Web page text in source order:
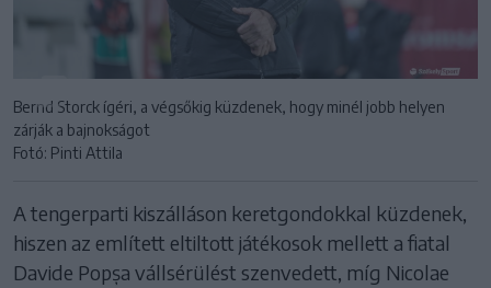
Bernd Storck ígéri, a végsőkig küzdenek, hogy minél jobb helyen
zárják a bajnokságot
Fotó: Pinti Attila
A tengerparti kiszálláson keretgondokkal küzdenek,
hiszen az említett eltiltott játékosok mellett a fiatal
Davide Popșa vállsérülést szenvedett, míg Nicolae